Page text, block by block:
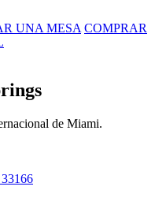
UNA MESA COMPRAR
de Miami.